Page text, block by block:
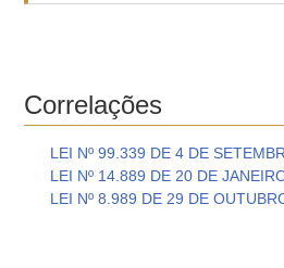
Correlações
LEI Nº 99.339 DE 4 DE
LEI Nº 14.889 DE 20 DE
LEI Nº 8.989 DE 29 DE